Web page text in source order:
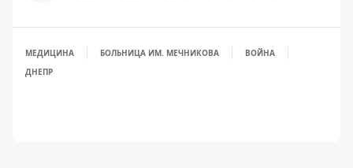
МЕДИЦИНА БОЛЬНИЦА ИМ. МЕЧНИКОВА
ВОЙНА
ДНЕПР